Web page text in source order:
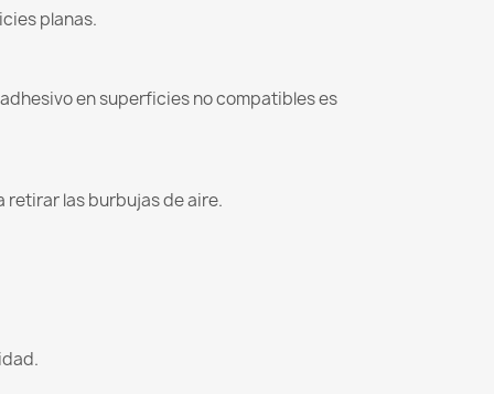
planas.
en superficies no compatibles es
retirar las burbujas de aire.